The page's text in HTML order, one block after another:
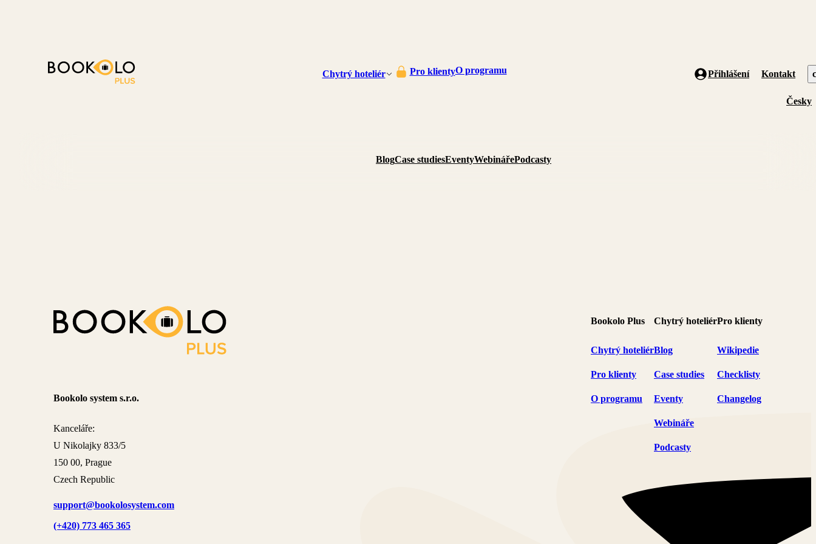
Chytrý hoteliér
BlogCase studiesEventyWebinářePodcasty
Pro klientyO programu Přihlášení Kontakt
Česky
Bookolo system s.r.o.
Kanceláře:
U Nikolajky 833/5
150 00, Prague
Czech Republic
support@bookolosystem.com
(+420) 773 465 365
Bookolo Plus
Chytrý hoteliér
Pro klienty
O programu
Chytrý hoteliér
Blog
Case studies
Eventy
Webináře
Podcasty
Pro klienty
Wikipedie
Checklisty
Changelog